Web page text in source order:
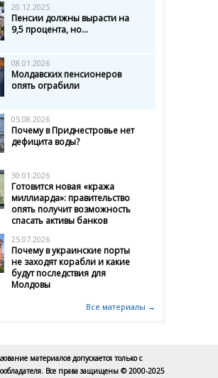
20.12.2025
Пенсии должны вырасти на
9,5 процента, но...
08.01.2026
Молдавских пенсионеров
опять ограбили
05.08.2026
Почему в Приднестровье нет
дефицита воды?
30.01.2026
Готовится новая «кража
миллиарда»: правительство
опять получит возможность
спасать активы банков
25.07.2026
Почему в украинские порты
не заходят корабли и какие
будут последствия для
Молдовы
Все материалы →
материалов допускается только с
Все права защищены © 2000-2025